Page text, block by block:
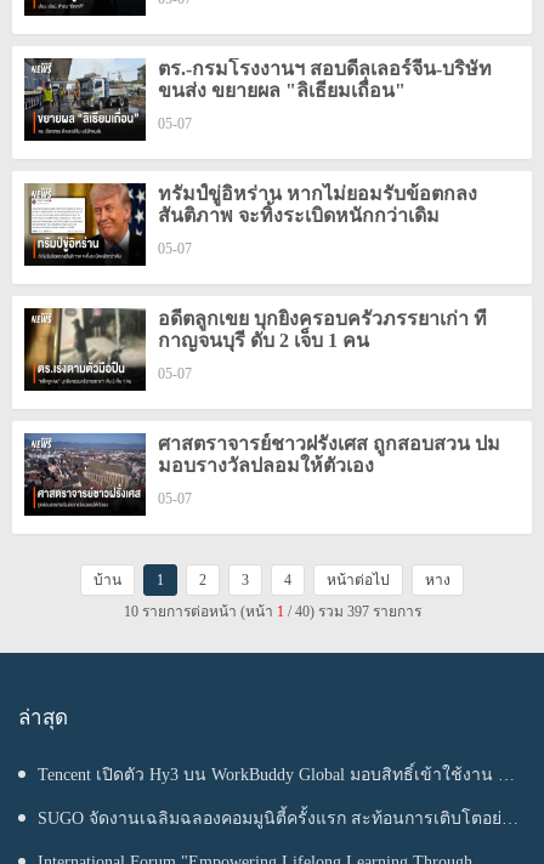
ตร.-กรมโรงงานฯ สอบดีลเลอร์จีน-บริษัท
ขนส่ง ขยายผล "ลิเธียมเถื่อน"
05-07
ทรัมป์ขู่อิหร่าน หากไม่ยอมรับข้อตกลง
สันติภาพ จะทิ้งระเบิดหนักกว่าเดิม
05-07
อดีตลูกเขย บุกยิงครอบครัวภรรยาเก่า ที่
กาญจนบุรี ดับ 2 เจ็บ 1 คน
05-07
ศาสตราจารย์ชาวฝรั่งเศส ถูกสอบสวน ปม
มอบรางวัลปลอมให้ตัวเอง
05-07
บ้าน 1 2 3 4 หน้าต่อไป
หาง
10 รายการต่อหน้า (หน้า 1 / 40) รวม 397 รายการ
ล่าสุด
Tencent เปิดตัว Hy3 บน WorkBuddy Global มอบสิทธิ์เข้าใช้งาน AI
Agentic Workspace ฟรีตลอดเดือนสิงหาคม
SUGO จัดงานเฉลิมฉลองคอมมูนิตี้ครั้งแรก สะท้อนการเติบโตอย่าง